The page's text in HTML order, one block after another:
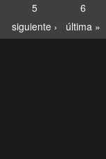
5
6
siguiente › última »